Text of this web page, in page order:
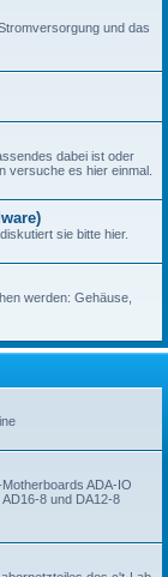
und das
dabei ist oder
versuche es hier einmal.
sie bitte hier.
werden: Gehäuse,
ADA-IO
8 und DA12-8